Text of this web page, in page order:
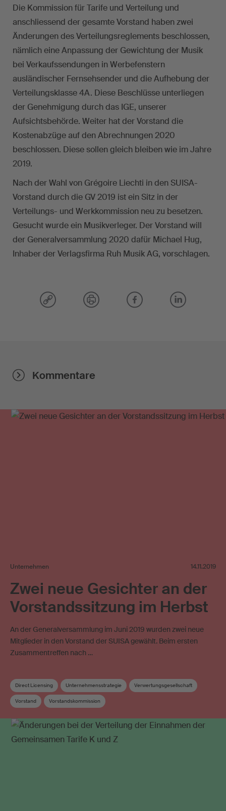
Die Kommission für Tarife und Verteilung und
anschliessend der gesamte Vorstand haben zwei
Änderungen des Verteilungsreglements beschlossen,
nämlich eine Anpassung der Gewichtung der Musik
bei Verkaufssendungen in Werbefenstern
ausländischer Fernsehsender und die Aufhebung der
Verteilungsklasse 4A. Diese Beschlüsse unterliegen
der Genehmigung durch das IGE, unserer
Aufsichtsbehörde. Weiter hat der Vorstand die
Kostenabzüge auf den Abrechnungen 2020
beschlossen. Diese sollen gleich bleiben wie im Jahre
2019.
Nach der Wahl von Grégoire Liechti in den SUISA-
Vorstand durch die GV 2019 ist ein Sitz in der
Verteilungs- und Werkkommission neu zu besetzen.
Gesucht wurde ein Musikverleger. Der Vorstand will
der Generalversammlung 2020 dafür Michael Hug,
Inhaber der Verlagsfirma Ruh Musik AG, vorschlagen.
Kommentare
Unternehmen 14.11.2019
Zwei neue Gesichter an der
Vorstandssitzung im Herbst
An der Generalversammlung im Juni 2019 wurden zwei neue
Mitglieder in den Vorstand der SUISA gewählt. Beim ersten
Zusammentreffen nach …
Direct Licensing Unternehmensstrategie Verwertungsgesellschaft
Vorstand Vorstandskommission